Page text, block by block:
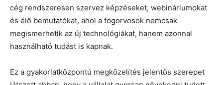
cég rendszeresen szervez képzéseket, webináriumokat
és élő bemutatókat, ahol a fogorvosok nemcsak
megismerhetik az új technológiákat, hanem azonnal
használható tudást is kapnak.
Ez a gyakorlatközpontú megközelítés jelentős szerepet